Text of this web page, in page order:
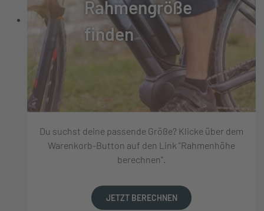
Rahmengröße
finden
Du suchst deine passende Größe? Klicke über dem
Warenkorb-Button auf den Link "Rahmenhöhe
berechnen".
JETZT BERECHNEN